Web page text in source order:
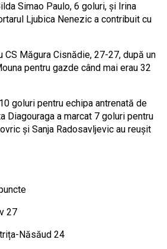
Simao Paulo, 6 goluri, și Irina
Ljubica Nenezic a contribuit cu
CS Măgura Cisnădie, 27-27, după un
pentru gazde când mai erau 32
goluri pentru echipa antrenată de
Diagouraga a marcat 7 goluri pentru
și Sanja Radosavljevic au reușit
27
Năsăud 24